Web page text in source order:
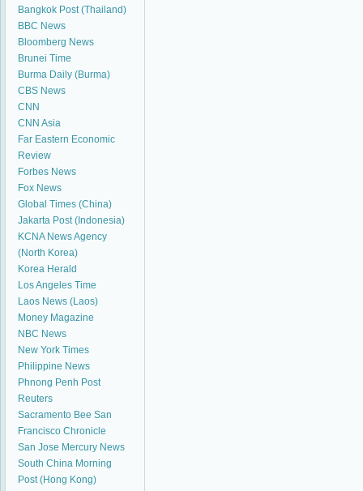
Bangkok Post (Thailand)
BBC News
Bloomberg News
Brunei Time
Burma Daily (Burma)
CBS News
CNN
CNN Asia
Far Eastern Economic
Review
Forbes News
Fox News
Global Times (China)
Jakarta Post (Indonesia)
KCNA News Agency
(North Korea)
Korea Herald
Los Angeles Time
Laos News (Laos)
Money Magazine
NBC News
New York Times
Philippine News
Phnong Penh Post
Reuters
Sacramento Bee San
Francisco Chronicle
San Jose Mercury News
South China Morning
Post (Hong Kong)